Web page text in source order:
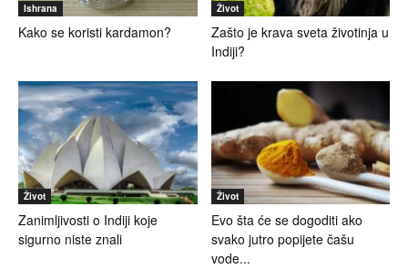
Ishrana
Kako se koristi kardamon?
Život
Zašto je krava sveta životinja u
Indiji?
Život
Zanimljivosti o Indiji koje
sigurno niste znali
Život
Evo šta će se dogoditi ako
svako jutro popijete čašu
vode...